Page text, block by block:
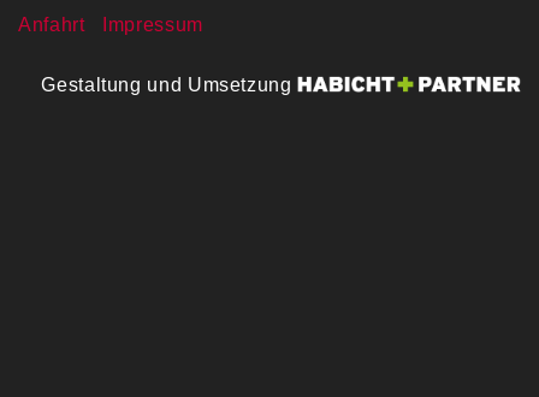
Anfahrt Impressum
Gestaltung und Umsetzung